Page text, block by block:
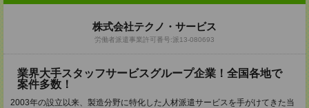
株式会社テクノ・サービス
労働者派遣事業許可番号:派13-080693
業界大手スタッフサービスグループ企業！全国各地で
案件多数！
2003年の設立以来、製造分野に特化した人材派遣サービスを手がけてきた当